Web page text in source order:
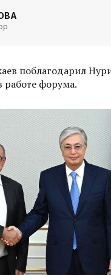
поблагодарил
работе форума.